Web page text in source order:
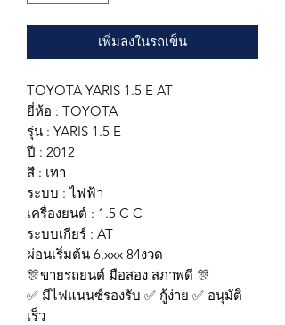
เพิ่มลงในรถเข็น
TOYOTA YARIS 1.5 E AT
ยี่ห้อ : TOYOTA
รุ่น : YARIS 1.5 E
ปี : 2012
สี : เทา
ระบบ : ไฟฟ้า
เครื่องยนต์ : 1.5 C C
ระบบเกียร์ : AT
ผ่อนเริ่มต้น 6,xxx 84งวด
🎊ขายรถยนต์ มือสอง สภาพดี 🎊
✅ มีไฟแนนซ์รองรับ ✅ กู้ง่าย ✅ อนุมัติ
เร็ว